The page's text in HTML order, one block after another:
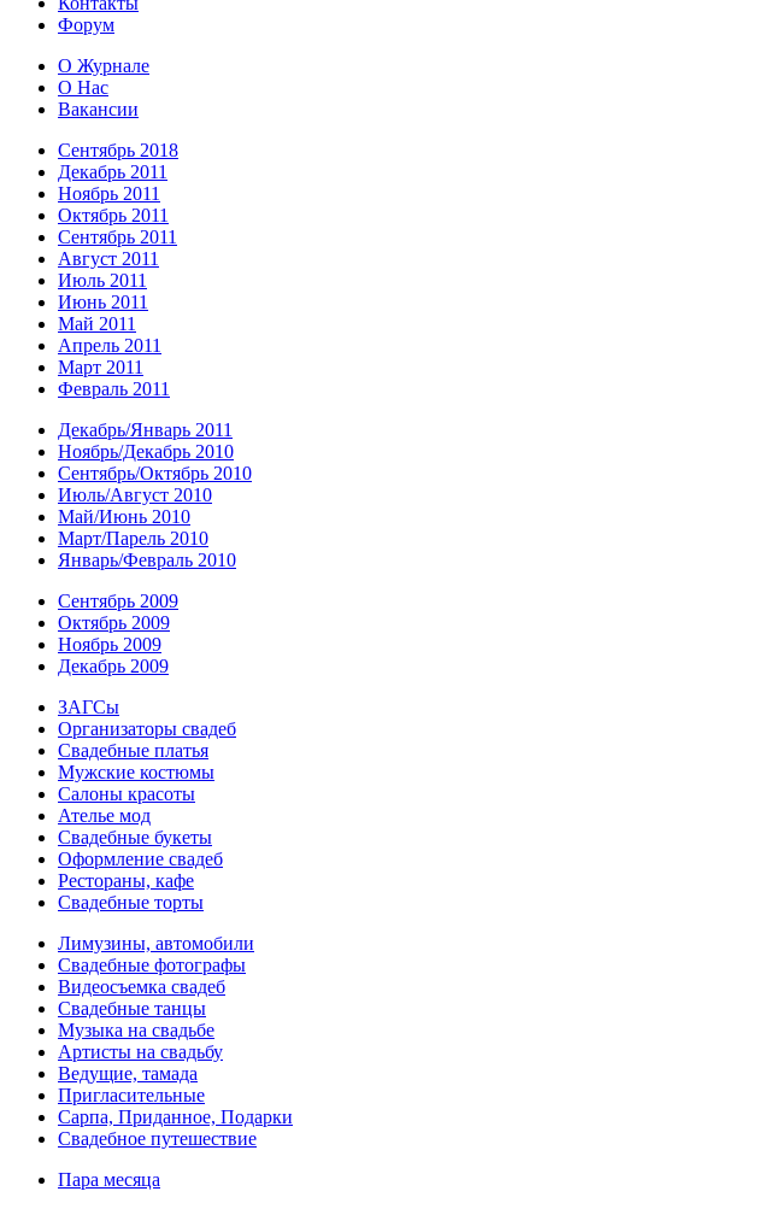
Форум
О Журнале
О Нас
Вакансии
Сентябрь 2018
Декабрь 2011
Ноябрь 2011
Октябрь 2011
Сентябрь 2011
Август 2011
Июль 2011
Июнь 2011
Май 2011
Апрель 2011
Март 2011
Февраль 2011
Декабрь/Январь 2011
Ноябрь/Декабрь 2010
Сентябрь/Октябрь 2010
Июль/Август 2010
Май/Июнь 2010
Март/Парель 2010
Январь/Февраль 2010
Сентябрь 2009
Октябрь 2009
Ноябрь 2009
Декабрь 2009
ЗАГСы
Организаторы свадеб
Свадебные платья
Мужские костюмы
Cалоны красоты
Ателье мод
Свадебные букеты
Оформление свадеб
Рестораны, кафе
Свадебные торты
Лимузины, автомобили
Свадебные фотографы
Видеосъемка свадеб
Свадебные танцы
Музыка на свадьбе
Артисты на свадьбу
Ведущие, тамада
Пригласительные
Сарпа, Приданное, Подарки
Свадебное путешествие
Пара месяца